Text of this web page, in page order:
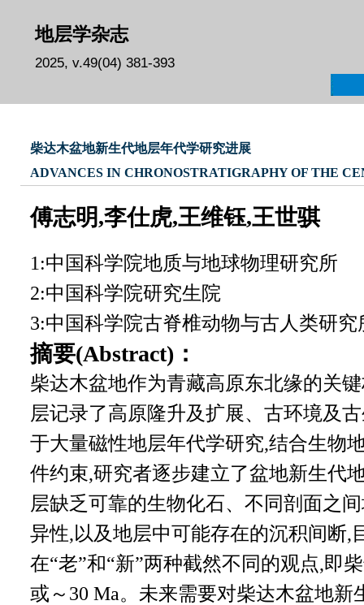
地层学杂志
2025, v.49(04) 381-393
柴达木盆地新生代地层年代学研究进展
ADVANCES IN CHRONOSTRATIGRAPHY OF THE
傅志明,李仕虎,王维钰,王世骐
1:中国科学院地质与地球物理研究所
2:中国科学院研究生院
3:中国科学院古脊椎动物与古人类研究
摘要(Abstract)：
柴达木盆地作为青藏高原东北缘的关
层记录了高原隆升及扩展、古环境及
于大量磁性地层年代学研究,结合生物
件约束,研究者逐步建立了盆地新生代
层缺乏可靠的生物化石、不同剖面之
异性,以及地层中可能存在的沉积间断,
在“老”和“新”两种截然不同的观点,即
或～30 Ma。未来需要对柴达木盆地